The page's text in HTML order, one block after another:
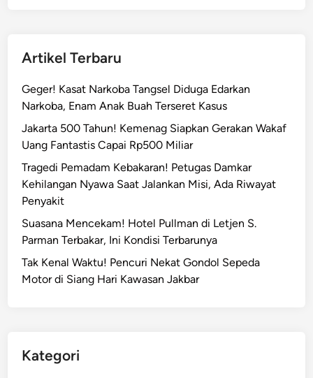
Artikel Terbaru
Geger! Kasat Narkoba Tangsel Diduga Edarkan
Narkoba, Enam Anak Buah Terseret Kasus
Jakarta 500 Tahun! Kemenag Siapkan Gerakan Wakaf
Uang Fantastis Capai Rp500 Miliar
Tragedi Pemadam Kebakaran! Petugas Damkar
Kehilangan Nyawa Saat Jalankan Misi, Ada Riwayat
Penyakit
Suasana Mencekam! Hotel Pullman di Letjen S.
Parman Terbakar, Ini Kondisi Terbarunya
Tak Kenal Waktu! Pencuri Nekat Gondol Sepeda
Motor di Siang Hari Kawasan Jakbar
Kategori